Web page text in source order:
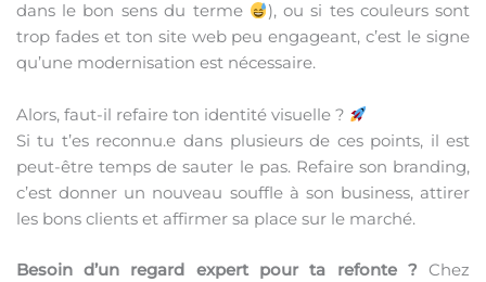
dans le bon sens du terme
), ou si tes couleurs sont
trop fades et ton site web peu engageant, c’est le signe
qu’une modernisation est nécessaire.
Alors, faut-il refaire ton identité visuelle ?
Si tu t’es reconnu.e dans plusieurs de ces points, il est
peut-être temps de sauter le pas. Refaire son branding,
c’est donner un nouveau souffle à son business, attirer
les bons clients et affirmer sa place sur le marché.
Besoin d’un regard expert pour ta refonte ? Chez